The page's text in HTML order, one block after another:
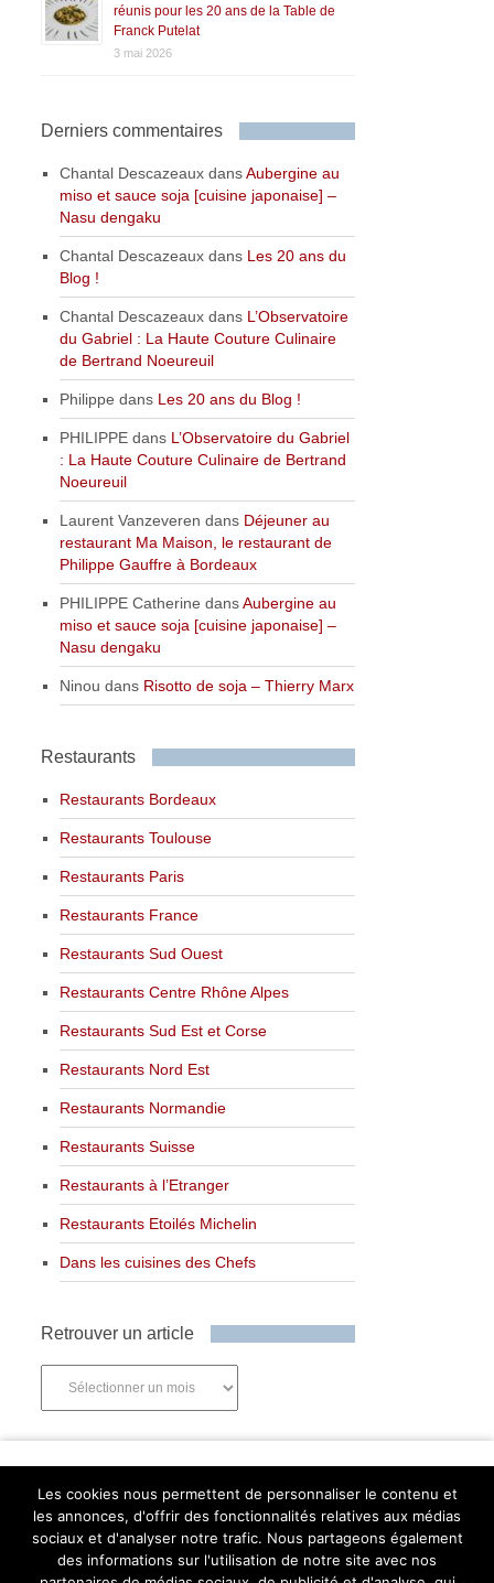
réunis pour les 20 ans de la Table de
Franck Putelat
3 mai 2026
Derniers commentaires
Chantal Descazeaux dansAubergine au
miso et sauce soja [cuisine japonaise] –
Nasu dengaku
Chantal Descazeaux dans Les 20 ans du
Blog !
Chantal Descazeaux dans L’Observatoire
du Gabriel : La Haute Couture Culinaire
de Bertrand Noeureuil
Philippe dans Les 20 ans du Blog !
PHILIPPE dans L’Observatoire du Gabriel
: La Haute Couture Culinaire de Bertrand
Noeureuil
Laurent Vanzeveren dans Déjeuner au
restaurant Ma Maison, le restaurant de
Philippe Gauffre à Bordeaux
PHILIPPE Catherine dansAubergine au
miso et sauce soja [cuisine japonaise] –
Nasu dengaku
Ninou dans Risotto de soja – Thierry Marx
Restaurants
Restaurants Bordeaux
Restaurants Toulouse
Restaurants Paris
Restaurants France
Restaurants Sud Ouest
Restaurants Centre Rhône Alpes
Restaurants Sud Est et Corse
Restaurants Nord Est
Restaurants Normandie
Restaurants Suisse
Restaurants à l’Etranger
Restaurants Etoilés Michelin
Dans les cuisines des Chefs
Retrouver un article
Les cookies nous permettent de personnaliser le contenu et
les annonces, d'offrir des fonctionnalités relatives aux médias
sociaux et d'analyser notre trafic. Nous partageons également
des informations sur l'utilisation de notre site avec nos